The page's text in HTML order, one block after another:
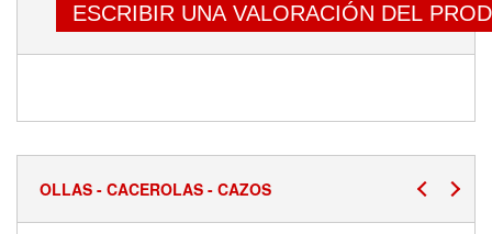
ESCRIBIR UNA VALORACIÓN DEL
OLLAS - CACEROLAS - CAZOS